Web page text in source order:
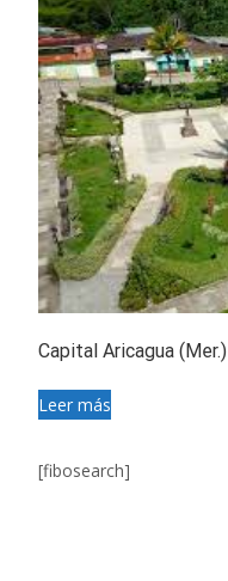
Capital Aricagua (Mer.)
Leer más
[fibosearch]